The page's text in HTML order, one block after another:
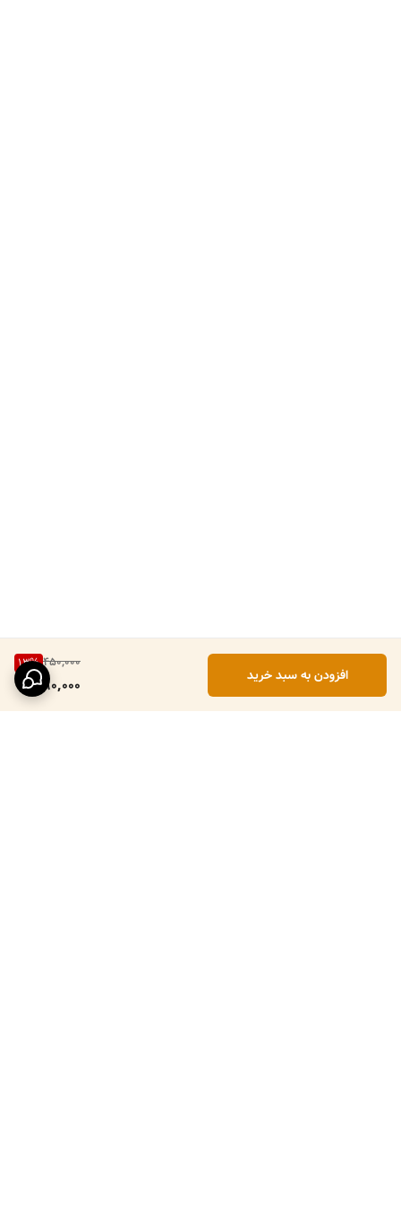
450,000
13%
390,000 افزودن به سبد خرید